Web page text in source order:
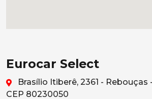
Eurocar Select
Brasílio Itiberê, 2361 - Rebouças
CEP 80230050